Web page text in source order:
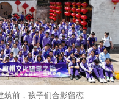
筑前，孩子们合影留恋